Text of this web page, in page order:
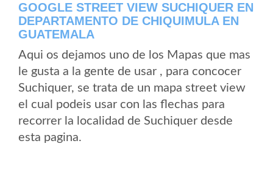
GOOGLE STREET VIEW SUCHIQUER EN
DEPARTAMENTO DE CHIQUIMULA EN
GUATEMALA
Aqui os dejamos uno de los Mapas que mas
le gusta a la gente de usar , para concocer
Suchiquer, se trata de un mapa street view
el cual podeis usar con las flechas para
recorrer la localidad de Suchiquer desde
esta pagina.